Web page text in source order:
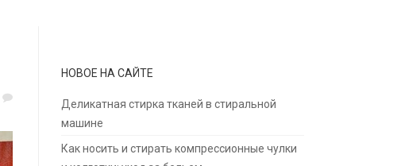
НОВОЕ НА САЙТЕ
Деликатная стирка тканей в стиральной
машине
Как носить и стирать компрессионные чулки